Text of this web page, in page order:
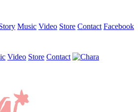
Music Video Store Contact Facebook
Video Store Contact